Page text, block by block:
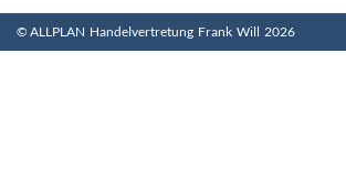
© ALLPLAN Handelvertretung Frank Will 2026